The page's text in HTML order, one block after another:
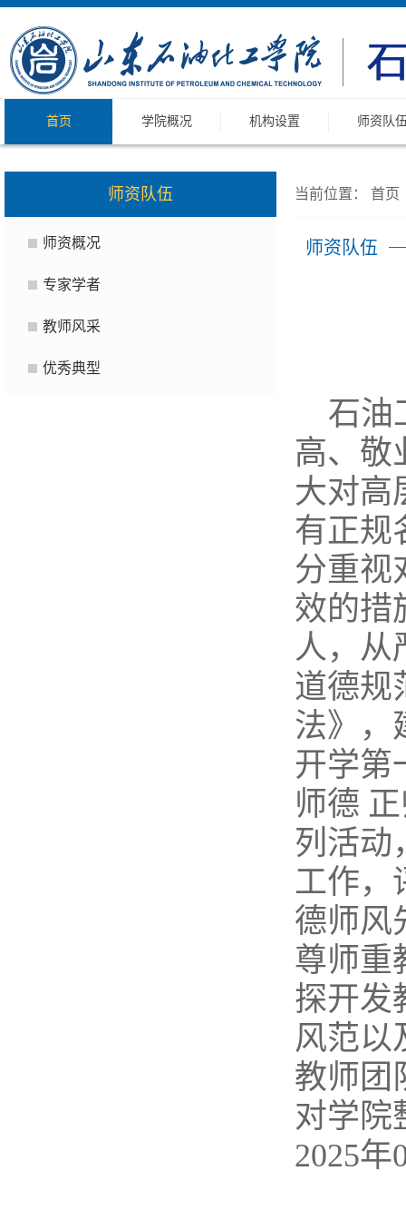
首页 学院概况 机构设置 师资队
师资队伍
师资概况
专家学者
教师风采
优秀典型
当前位置： 首页
师资队伍
石油
高、敬
大对高
有正规
分重视
效的措
人，从
道德规
法》，
开学第
师德
列活动
工作，
德师风
尊师重
探开发
风范以
教师团
对学院
2025年